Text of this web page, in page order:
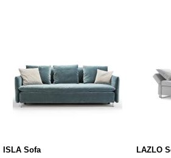
ISLA Sofa LAZLO